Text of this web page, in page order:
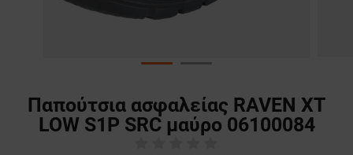
Παπούτσια ασφαλείας RAVEN XT
LOW S1P SRC μαύρο 06100084